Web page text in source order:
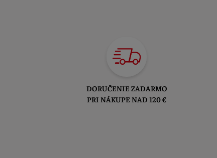
DORUČENIE ZADARMO
PRI NÁKUPE NAD 120 €